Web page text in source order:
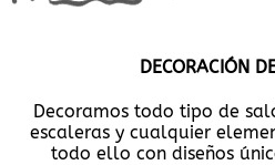
DECORACIÓN
Decoramos todo tipo de
escaleras y cualquier
todo ello con diseños